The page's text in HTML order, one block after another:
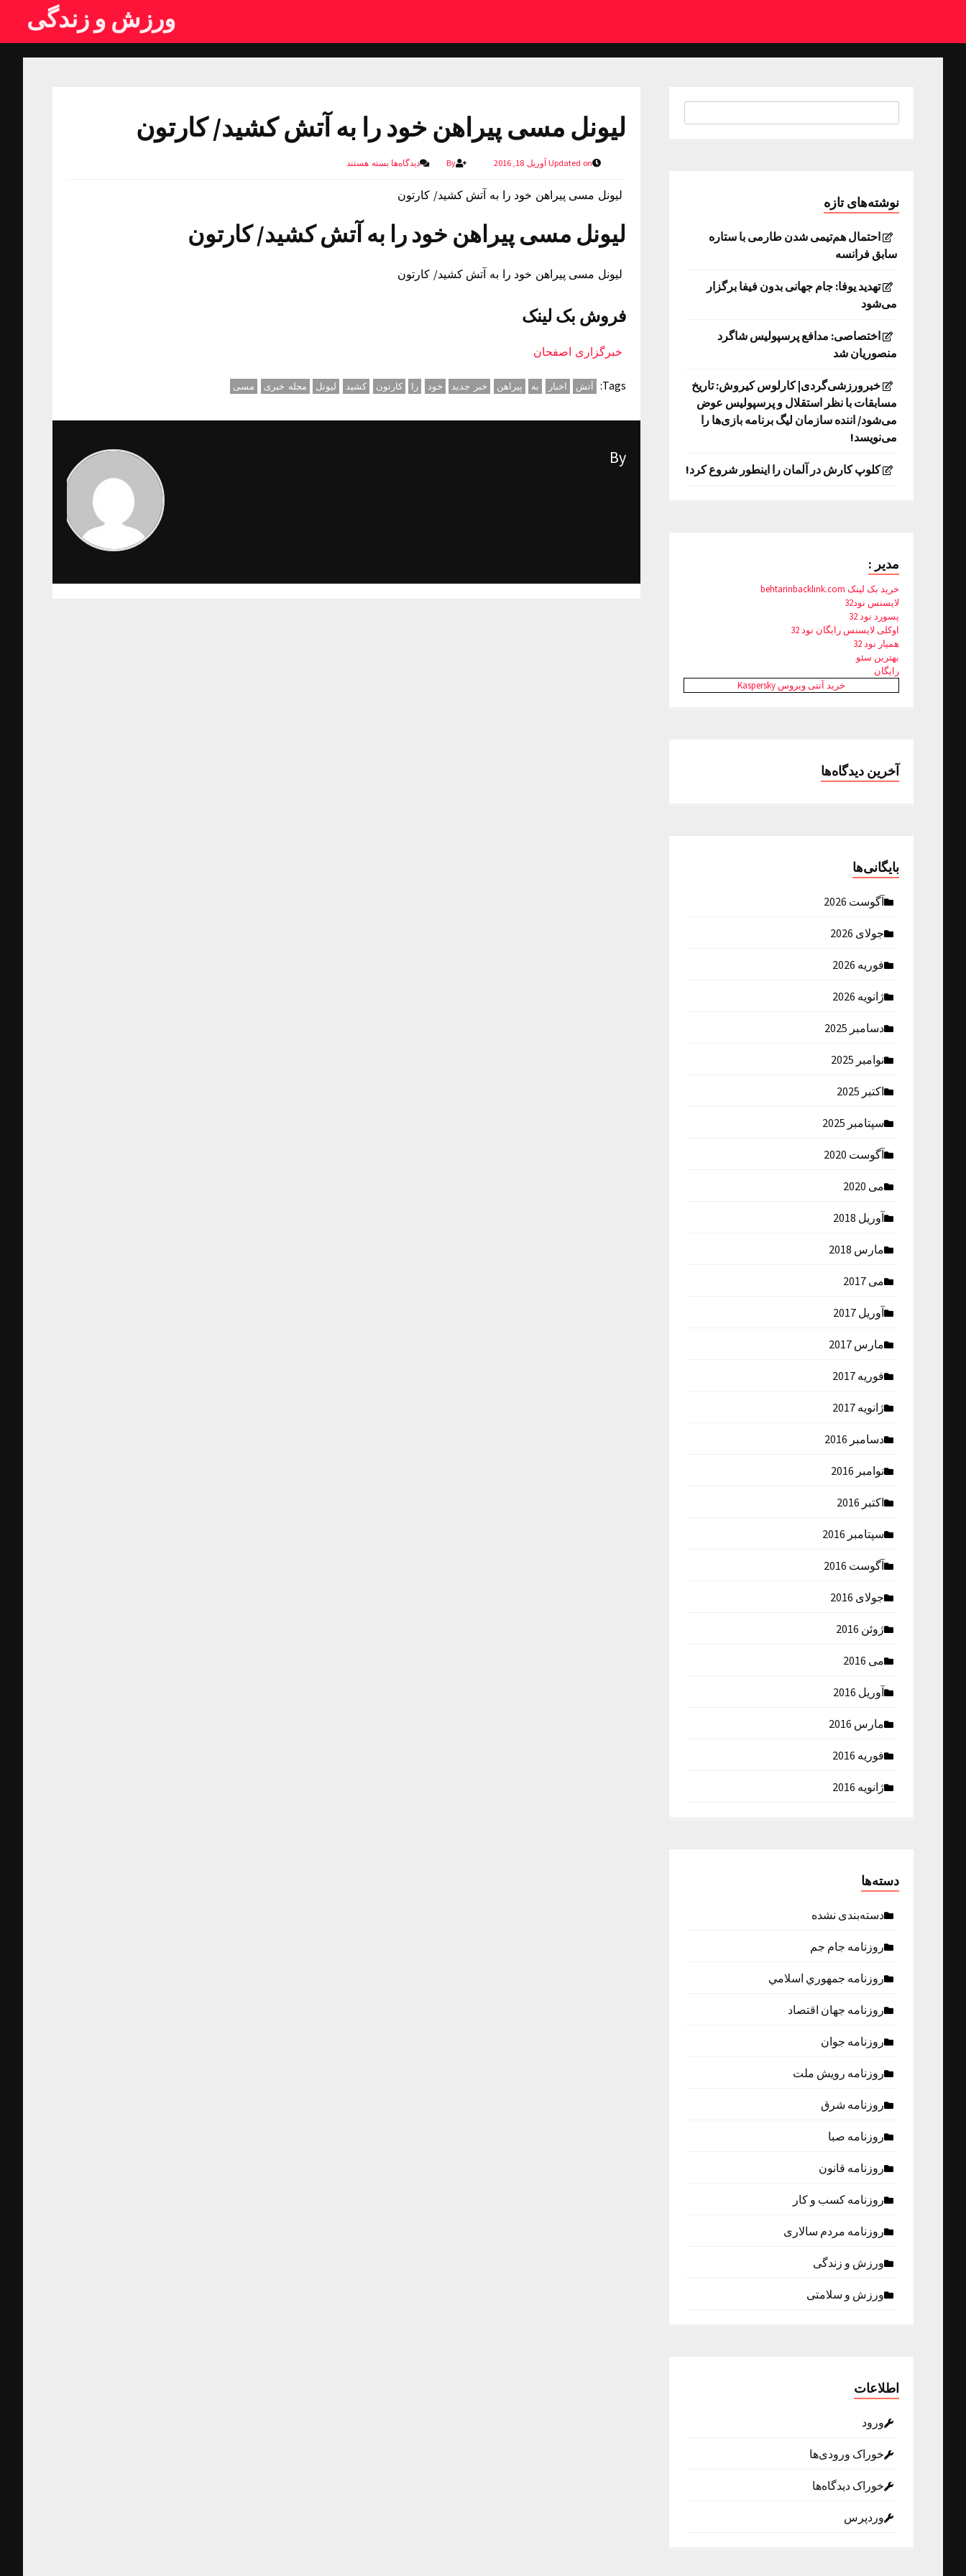
ورزش و زندگی
لیونل مسی پیراهن خود را به آتش کشید/ کارتون
Updated on آوریل 18, 2016 By دیدگاه‌هابسته هستند
لیونل مسی پیراهن خود را به آتش کشید/ کارتون
لیونل مسی پیراهن خود را به آتش کشید/ کارتون
لیونل مسی پیراهن خود را به آتش کشید/ کارتون
فروش بک لینک
خبرگزاری اصفحان
Tags: آتش اخبار به پیراهن خبر جدید خود را کارتون کشید لیونل مجله خبری مسی
By
نوشته‌های تازه
احتمال هم‌تیمی شدن طارمی با ستاره
سابق فرانسه
تهدید یوفا: جام جهانی بدون فیفا برگزار
می‌شود
اختصاصی: مدافع پرسپولیس شاگرد
منصوریان شد
خبرورزشی‌گردی| کارلوس کیروش: تاریخ
مسابقات با نظر استقلال و پرسپولیس عوض
می‌شود/ اننده سازمان لیگ برنامه بازی‌ها را
می‌نویسد!
کلوپ کارش در آلمان را اینطور شروع کرد!
مدیر :
خرید بک لینک behtarinbacklink.com
لایسنس نود32
پسورد نود 32
اوکلی لایسنس رایگان نود 32
همیار نود 32
بهترین سئو
رایگان
خرید آنتی ویروس Kaspersky
آخرین دیدگاه‌ها
بایگانی‌ها
آگوست 2026
جولای 2026
فوریه 2026
ژانویه 2026
دسامبر 2025
نوامبر 2025
اکتبر 2025
سپتامبر 2025
آگوست 2020
می 2020
آوریل 2018
مارس 2018
می 2017
آوریل 2017
مارس 2017
فوریه 2017
ژانویه 2017
دسامبر 2016
نوامبر 2016
اکتبر 2016
سپتامبر 2016
آگوست 2016
جولای 2016
ژوئن 2016
می 2016
آوریل 2016
مارس 2016
فوریه 2016
ژانویه 2016
دسته‌ها
دسته‌بندی نشده
روزنامه جام جم
روزنامه جمهوري اسلامي
روزنامه جهان اقتصاد
روزنامه جوان
روزنامه رویش ملت
روزنامه شرق
روزنامه صبا
روزنامه قانون
روزنامه كسب و كار
روزنامه مردم سالاری
ورزش و زندگی
ورزش و سلامتی
اطلاعات
ورود
خوراک ورودی‌ها
خوراک دیدگاه‌ها
وردپرس